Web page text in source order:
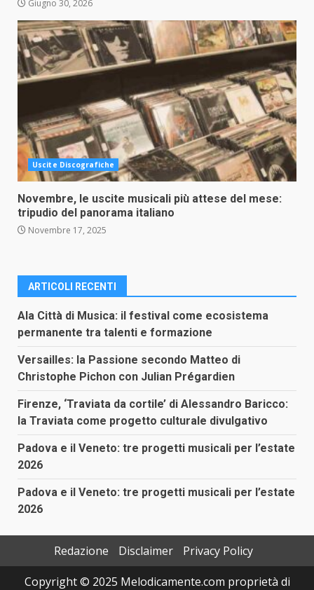
Giugno 30, 2026
Uscite Discografiche
Novembre, le uscite musicali più attese del mese:
tripudio del panorama italiano
Novembre 17, 2025
ARTICOLI RECENTI
Ala Città di Musica: il festival come ecosistema
permanente tra talenti e formazione
Versailles: la Passione secondo Matteo di
Christophe Pichon con Julian Prégardien
Firenze, ‘Traviata da cortile’ di Alessandro Baricco:
la Traviata come progetto culturale divulgativo
Padova e il Veneto: tre progetti musicali per l’estate
2026
Padova e il Veneto: tre progetti musicali per l’estate
2026
Redazione Disclaimer
Privacy Policy
Copyright © 2025 Melodicamente.com proprietà di